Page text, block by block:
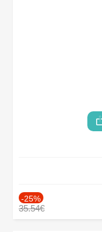
-25%
35.54€